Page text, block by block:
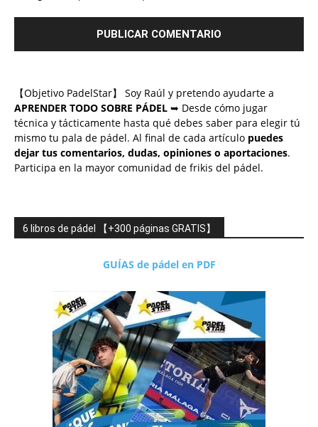
【Objetivo PadelStar】 Soy Raúl y pretendo ayudarte a
APRENDER TODO SOBRE PÁDEL ➥ Desde cómo jugar
técnica y tácticamente hasta qué debes saber para elegir tú
mismo tu pala de pádel. Al final de cada artículo puedes
dejar tus comentarios, dudas, opiniones o aportaciones.
Participa en la mayor comunidad de frikis del pádel.
6 libros de pádel 【+300 páginas GRATIS】
GUÍAS de pádel en PDF